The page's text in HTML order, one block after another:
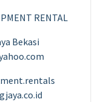
RENTAL
Bekasi